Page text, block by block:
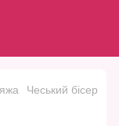
Чеський бісер